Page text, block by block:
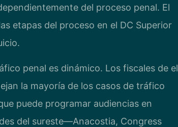
del proceso penal. El
etapas del proceso en el DC Superior
penal es dinámico. Los fiscales de el
la mayoría de los casos de tráfico
puede programar audiencias en
del sureste—Anacostia, Congress